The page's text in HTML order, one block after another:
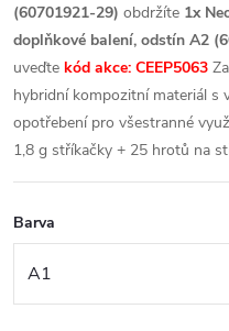
(60701921-29) obdržíte 1x
doplňkové balení, odstín A2
uveďte kód akce: CEEP5063
hybridní kompozitní materiál s
opotřebení pro všestranné
1,8 g stříkačky + 25 hrotů na
Barva